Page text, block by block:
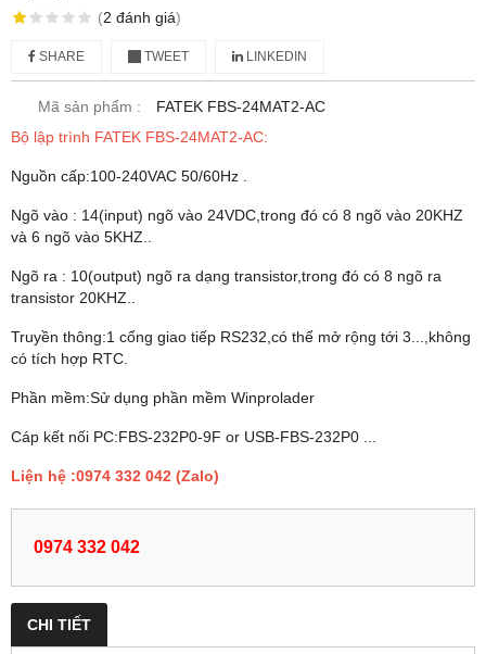
(2 đánh giá)
SHARE TWEET LINKEDIN
Mã sản phẩm :
FATEK FBS-24MAT2-AC
Bộ lập trình FATEK FBS-24MAT2-AC:
Nguồn cấp:100-240VAC 50/60Hz .
Ngõ vào : 14(input) ngõ vào 24VDC,trong đó có 8 ngõ vào 20KHZ
và 6 ngõ vào 5KHZ..
Ngõ ra : 10(output) ngõ ra dạng transistor,trong đó có 8 ngõ ra
transistor 20KHZ..
Truyền thông:1 cổng giao tiếp RS232,có thể mở rộng tới 3...,không
có tích hợp RTC.
Phần mềm:Sử dụng phần mềm Winprolader
Cáp kết nối PC:FBS-232P0-9F or USB-FBS-232P0 ...
Liện hệ :0974 332 042 (Zalo)
0974 332 042
CHI TIẾT